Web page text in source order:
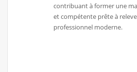
contribuant à former une
et compétente prête à
professionnel moderne.